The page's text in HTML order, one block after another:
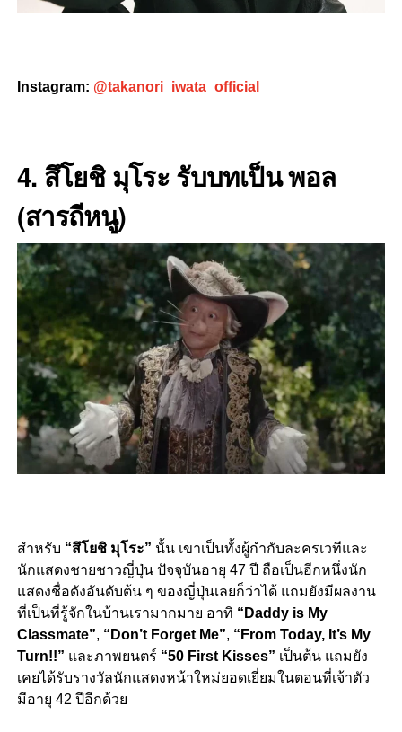
Instagram: @takanori_iwata_official
4. สึโยชิมุโระรับบทเป็น พอล
(สารถีหนู)
สำหรับ “สึโยชิ มุโระ” นั้น เขาเป็นทั้งผู้กำกับละครเวทีและ
นักแสดงชายชาวญี่ปุ่น ปัจจุบันอายุ 47 ปี ถือเป็นอีกหนึ่งนัก
แสดงชื่อดังอันดับต้น ๆ ของญี่ปุ่นเลยก็ว่าได้ แถมยังมีผลงาน
ที่เป็นที่รู้จักในบ้านเรามากมาย อาทิ “Daddy is My
Classmate”, “Don’t Forget Me”, “From Today, It’s My
Turn!!” และภาพยนตร์ “50 First Kisses” เป็นต้น แถมยัง
เคยได้รับรางวัลนักแสดงหน้าใหม่ยอดเยี่ยมในตอนที่เจ้าตัว
มีอายุ 42 ปีอีกด้วย